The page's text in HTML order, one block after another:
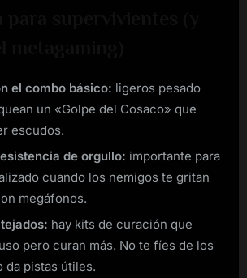
el combo básico: ligeros pesado
un «Golpe del Cosaco» que
escudos.
de orgullo: importante para
cuando los nemigos te gritan
megáfonos.
hay kits de curación que
pero curan más. No te fíes de los
da pistas útiles.